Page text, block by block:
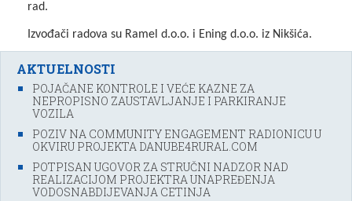
rad.
Izvođači radova su Ramel d.o.o. i Ening d.o.o. iz Nikšića.
AKTUELNOSTI
POJAČANE KONTROLE I VEĆE KAZNE ZA
NEPROPISNO ZAUSTAVLJANJE I PARKIRANJE
VOZILA
POZIV NA COMMUNITY ENGAGEMENT RADIONICU U
OKVIRU PROJEKTA DANUBE4RURAL.COM
POTPISAN UGOVOR ZA STRUČNI NADZOR NAD
REALIZACIJOM PROJEKTRA UNAPREĐENJA
VODOSNABDIJEVANJA CETINJA